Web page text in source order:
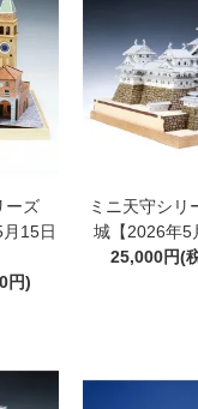
ーズ
15日
円)
ミニ天守シ
城【2026年5
25,000円(